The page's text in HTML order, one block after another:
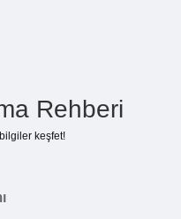
Rehberi
keşfet!